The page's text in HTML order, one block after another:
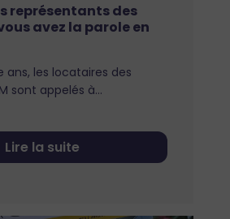
représentants des
avez la parole en
ans, les locataires des
sont appelés à…
Lire la suite